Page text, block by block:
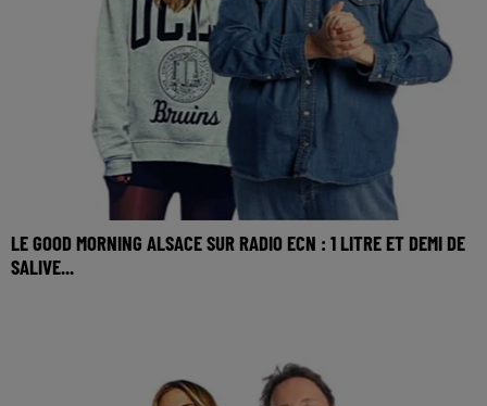
LE GOOD MORNING ALSACE SUR RADIO ECN : 1 LITRE ET DEMI DE
SALIVE...